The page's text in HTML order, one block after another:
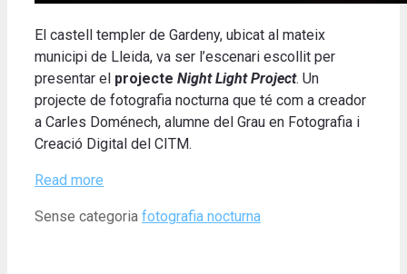
El castell templer de Gardeny, ubicat al mateix
municipi de Lleida, va ser l’escenari escollit per
presentar el projecte Night Light Project. Un
projecte de fotografia nocturna que té com a creador
a Carles Doménech, alumne del Grau en Fotografia i
Creació Digital del CITM.
Read more
Categories
Sense categoria Tags
fotografia nocturna